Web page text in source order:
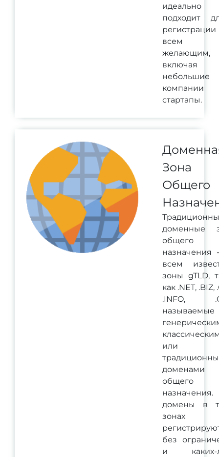
идеально
подходит
регистрации
всем
желающим,
включая
небольшие
компании
стартапы.
Зона
Общего
доменные
общего
назначения
всем
зоны gTLD,
как .NET, .BIZ,
.INFO,
называемые
или
доменами
общего
домены в
зонах
без
и каких-